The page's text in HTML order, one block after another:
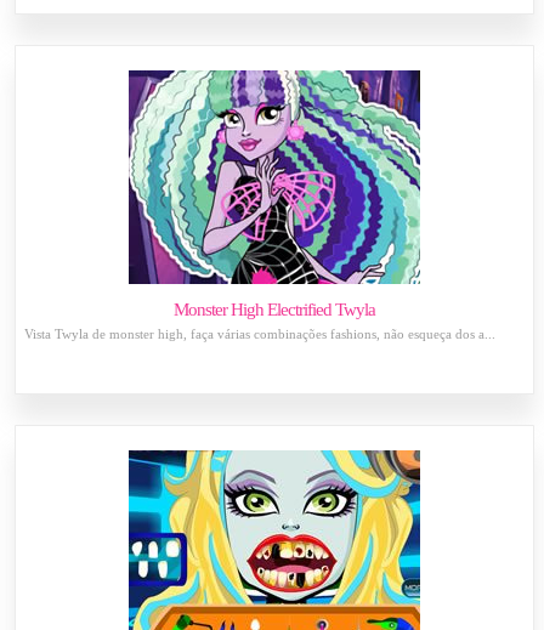
Monster High Electrified Twyla
Vista Twyla de monster high, faça várias combinações fashions, não esqueça dos a...